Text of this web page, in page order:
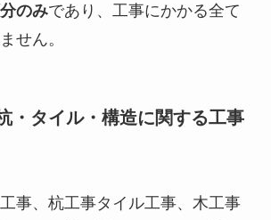
のみであり、工事にかかる全て
せん。
・タイル・構造に関する工事
事、杭工事タイル工事、木工事